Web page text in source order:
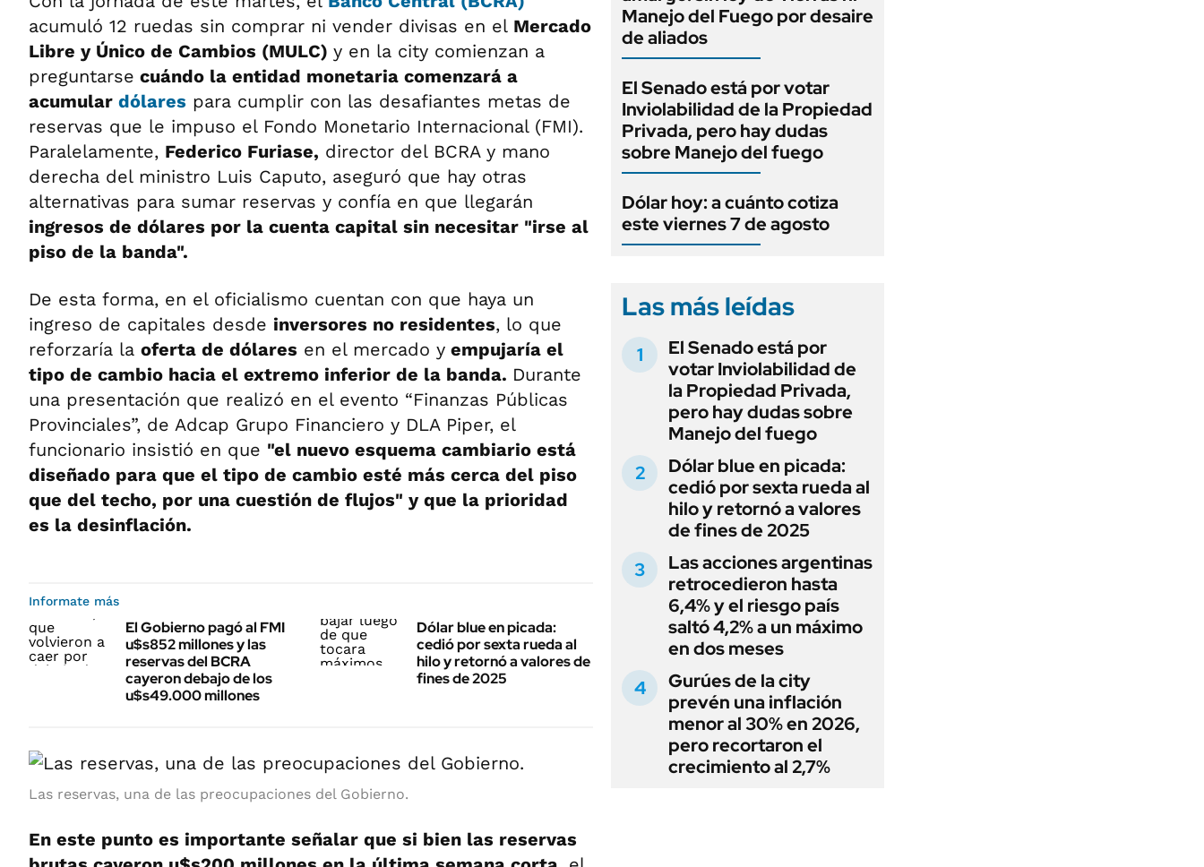
acumuló 12 ruedas sin comprar ni vender divisas en el Mercado
Libre y Único de Cambios (MULC) y en la city comienzan a
preguntarse cuándo la entidad monetaria comenzará a
acumular dólares para cumplir con las desafiantes metas de
reservas que le impuso el Fondo Monetario Internacional (FMI).
Paralelamente, Federico Furiase, director del BCRA y mano
derecha del ministro Luis Caputo, aseguró que hay otras
alternativas para sumar reservas y confía en que llegarán
ingresos de dólares por la cuenta capital sin necesitar "irse al
piso de la banda".
De esta forma, en el oficialismo cuentan con que haya un
ingreso de capitales desde inversores no residentes, lo que
reforzaría la oferta de dólares en el mercado y empujaría el
tipo de cambio hacia el extremo inferior de la banda. Durante
una presentación que realizó en el evento “Finanzas Públicas
Provinciales”, de Adcap Grupo Financiero y DLA Piper, el
funcionario insistió en que "el nuevo esquema cambiario está
diseñado para que el tipo de cambio esté más cerca del piso
que del techo, por una cuestión de flujos" y que la prioridad
es la desinflación.
Informate más
El Gobierno pagó al FMI
u$s852 millones y las
reservas del BCRA
cayeron debajo de los
u$s49.000 millones
Dólar blue en picada:
cedió por sexta rueda al
hilo y retornó a valores de
fines de 2025
Las reservas, una de las preocupaciones del Gobierno.
En este punto es importante señalar que si bien las reservas
Manejo del Fuego por desaire
de aliados
El Senado está por votar
Inviolabilidad de la Propiedad
Privada, pero hay dudas
sobre Manejo del fuego
Dólar hoy: a cuánto cotiza
este viernes 7 de agosto
Las más leídas
El Senado está por
votar Inviolabilidad de
la Propiedad Privada,
pero hay dudas sobre
Manejo del fuego
Dólar blue en picada:
cedió por sexta rueda al
hilo y retornó a valores
de fines de 2025
Las acciones argentinas
retrocedieron hasta
6,4% y el riesgo país
saltó 4,2% a un máximo
en dos meses
Gurúes de la city
prevén una inflación
menor al 30% en 2026,
pero recortaron el
crecimiento al 2,7%